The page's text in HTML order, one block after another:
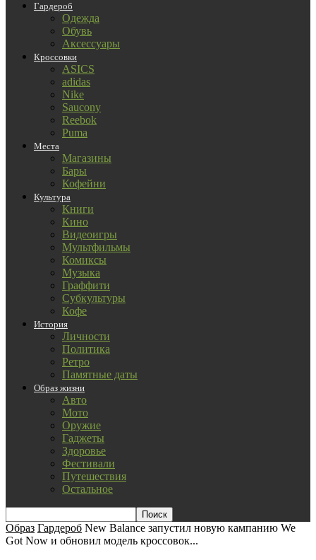
Гардероб
Одежда
Обувь
Аксессуары
Кроссовки
ASICS
adidas
Nike
Saucony
Reebok
Puma
Места
Магазины
Бары
Кофейни
Культура
Книги
Кино
Видеоигры
Мультфильмы
Комиксы
Музыка
Граффити
Субкультуры
Кофе
История
Личности
Политика
Ретро
Памятные даты
Образ жизни
Авто
Мото
Оружие
Гаджеты
Здоровье
Фестивали
Путешествия
Остальное
Образ Гардероб New Balance запустил новую кампанию We
Got Now и обновил модель кроссовок...